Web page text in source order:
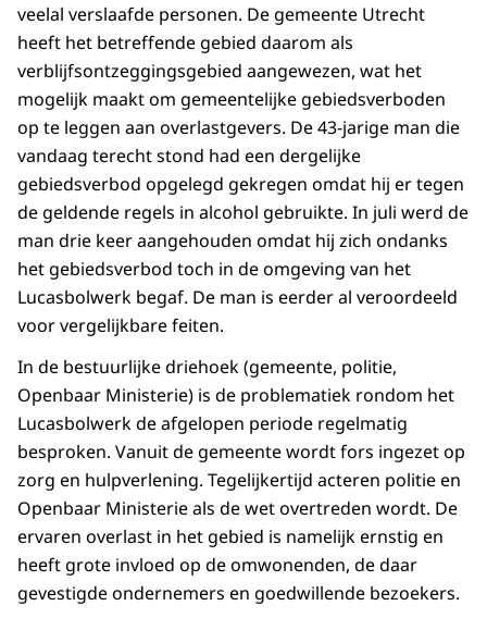
veelal verslaafde personen. De gemeente Utrecht
heeft het betreffende gebied daarom als
verblijfsontzeggingsgebied aangewezen, wat het
mogelijk maakt om gemeentelijke gebiedsverboden
op te leggen aan overlastgevers. De 43-jarige man die
vandaag terecht stond had een dergelijke
gebiedsverbod opgelegd gekregen omdat hij er tegen
de geldende regels in alcohol gebruikte. In juli werd de
man drie keer aangehouden omdat hij zich ondanks
het gebiedsverbod toch in de omgeving van het
Lucasbolwerk begaf. De man is eerder al veroordeeld
voor vergelijkbare feiten.
In de bestuurlijke driehoek (gemeente, politie,
Openbaar Ministerie) is de problematiek rondom het
Lucasbolwerk de afgelopen periode regelmatig
besproken. Vanuit de gemeente wordt fors ingezet op
zorg en hulpverlening. Tegelijkertijd acteren politie en
Openbaar Ministerie als de wet overtreden wordt. De
ervaren overlast in het gebied is namelijk ernstig en
heeft grote invloed op de omwonenden, de daar
gevestigde ondernemers en goedwillende bezoekers.